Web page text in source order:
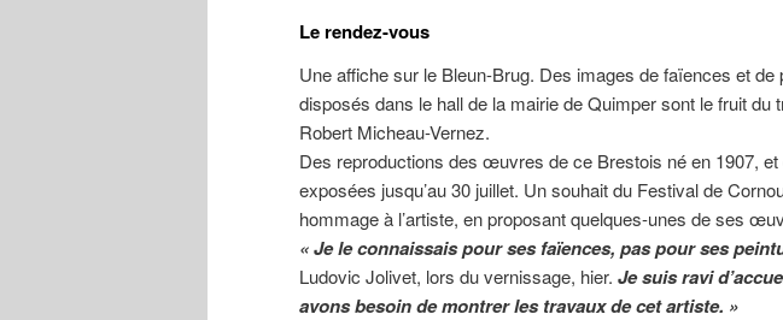
Le rendez-vous
Une affiche sur le Bleun-Brug. Des images de faïences et de
disposés dans le hall de la mairie de Quimper sont le fruit du
Robert Micheau-Vernez.
Des reproductions des œuvres de ce Brestois né en 1907,
exposées jusqu’au 30 juillet. Un souhait du Festival de
hommage à l’artiste, en proposant quelques-unes de ses
« Je le connaissais pour ses faïences, pas pour ses
Ludovic Jolivet, lors du vernissage, hier. Je suis ravi
avons besoin de montrer les travaux de cet artiste. »